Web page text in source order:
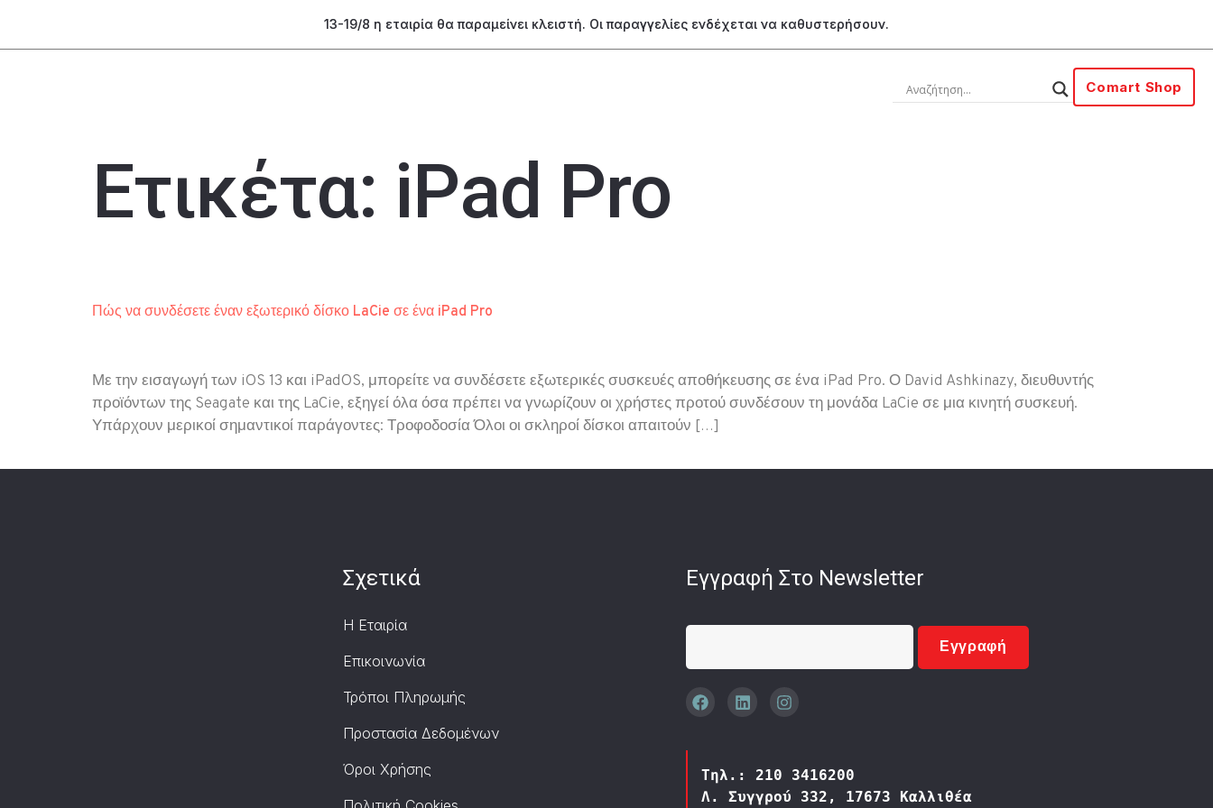
13-19/8 η εταιρία θα παραμείνει κλειστή. Οι παραγγελίες ενδέχεται να καθυστερήσουν.
Comart Shop
Ετικέτα: iPad Pro
Πώς να συνδέσετε έναν εξωτερικό δίσκο LaCie σε ένα iPad Pro
Με την εισαγωγή των iOS 13 και iPadOS, μπορείτε να συνδέσετε εξωτερικές συσκευές αποθήκευσης σε ένα iPad Pro. Ο David Ashkinazy, διευθυντής
προϊόντων της Seagate και της LaCie, εξηγεί όλα όσα πρέπει να γνωρίζουν οι χρήστες προτού συνδέσουν τη μονάδα LaCie σε μια κινητή συσκευή.
Υπάρχουν μερικοί σημαντικοί παράγοντες: Τροφοδοσία Όλοι οι σκληροί δίσκοι απαιτούν […]
Σχετικά
Η Εταιρία
Επικοινωνία
Τρόποι Πληρωμής
Προστασία Δεδομένων
Όροι Χρήσης
Εγγραφή Στο Newsletter
Εγγραφή
Τηλ.: 210 3416200
Λ. Συγγρού 332, 17673 Καλλιθέα